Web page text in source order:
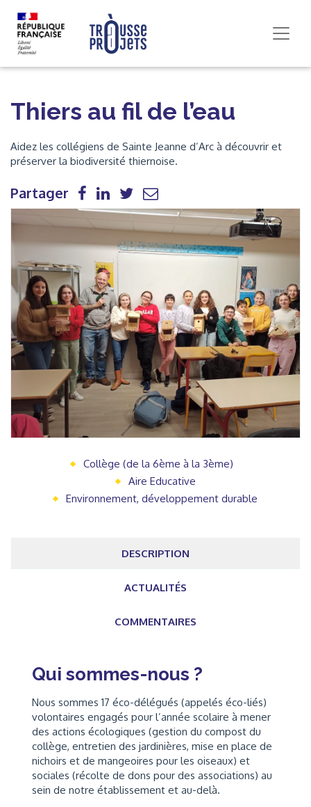
Thiers au fil de l’eau
Aidez les collégiens de Sainte Jeanne d’Arc à découvrir et
préserver la biodiversité thiernoise.
Partager
Collège (de la 6ème à la 3ème)
Aire Educative
Environnement, développement durable
DESCRIPTION
ACTUALITÉS
COMMENTAIRES
Qui sommes-nous ?
Nous sommes 17 éco-délégués (appelés éco-liés)
volontaires engagés pour l’année scolaire à mener
des actions écologiques (gestion du compost du
collège, entretien des jardinières, mise en place de
nichoirs et de mangeoires pour les oiseaux) et
sociales (récolte de dons pour des associations) au
sein de notre établissement et au-delà.